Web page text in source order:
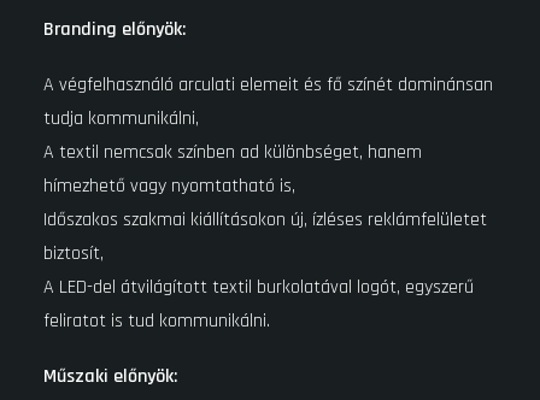
Branding előnyök:
A végfelhasználó arculati elemeit és fő színét dominánsan
tudja kommunikálni,
A textil nemcsak színben ad különbséget, hanem
hímezhető vagy nyomtatható is,
Időszakos szakmai kiállításokon új, ízléses reklámfelületet
biztosít,
A LED-del átvilágított textil burkolatával logót, egyszerű
feliratot is tud kommunikálni.
Műszaki előnyök: